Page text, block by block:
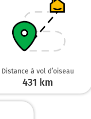
Distance à vol d’oiseau
431 km